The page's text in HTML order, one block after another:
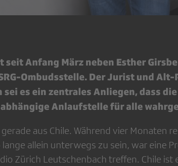
seit Anfang März neben Esther
Ombudsstelle. Der Jurist und
es ein zentrales Anliegen, dass
Anlaufstelle für alle
aus Chile. Während vier Monaten
allein unterwegs zu sein, war eine
Zürich Leutschenbach treffen. Chile